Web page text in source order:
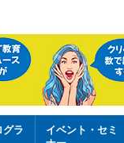
グラ
イベント・セミ